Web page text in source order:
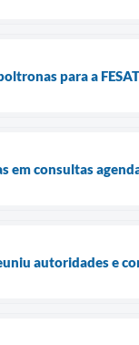
para a FESAT
em consultas
autoridades e